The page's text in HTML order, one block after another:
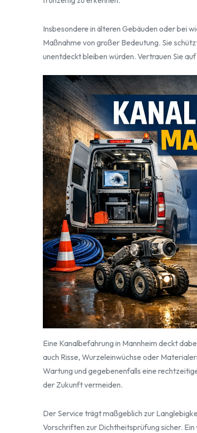
Insbesondere in älteren Gebäuden oder bei
Maßnahme von großer Bedeutung. Sie
unentdeckt bleiben würden. Vertrauen Sie
Eine Kanalbefahrung in Mannheim deckt
auch Risse, Wurzeleinwüchse oder
Wartung und gegebenenfalls eine
der Zukunft vermeiden.
Der Service trägt maßgeblich zur
Vorschriften zur Dichtheitsprüfung sicher.